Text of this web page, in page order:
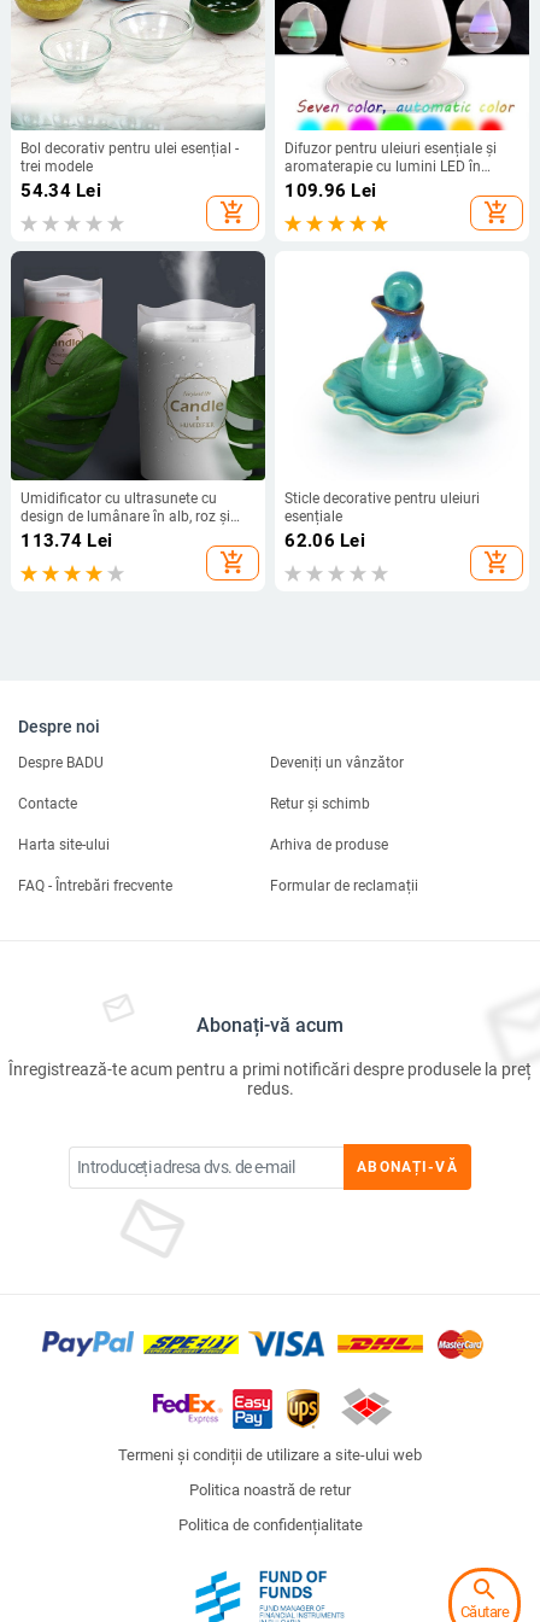
Bol decorativ pentru ulei esențial -
trei modele
54.34Lei
add_shopping_cart
Difuzor pentru uleiuri esențiale și
aromaterapie cu lumini LED în
șapte culori
109.96 Lei
add_shopping_cart
Umidificator cu ultrasunete cu
design de lumânare în alb, roz și
albastru
113.74 Lei
add_shopping_cart
Sticle decorative pentru uleiuri
esențiale
62.06 Lei
add_shopping_cart
Despre noi
Despre BADU Deveniți un vânzător
Contacte Retur și schimb
Harta site-ului Arhiva de produse
FAQ - Întrebări frecvente Formular de reclamații
Abonați-vă acum
Înregistrează-te acum pentru a primi notificări despre produsele la preț
redus.
ABONAȚI-VĂ
Termeni și condiții de utilizare a site-ului web
Politica noastră de retur
Politica de confidențialitate
search
Căutare